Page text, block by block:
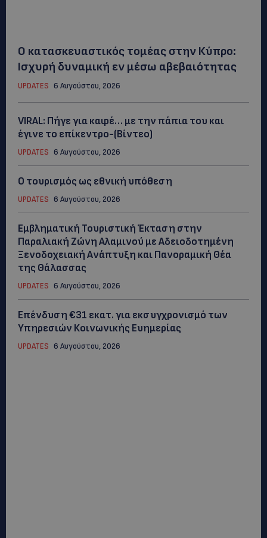
Ο κατασκευαστικός τομέας στην Κύπρο:
Ισχυρή δυναμική εν μέσω αβεβαιότητας
UPDATES 6 Αυγούστου, 2026
VIRAL: Πήγε για καφέ… με την πάπια του και
έγινε το επίκεντρο-(Βίντεο)
UPDATES 6 Αυγούστου, 2026
Ο τουρισμός ως εθνική υπόθεση
UPDATES 6 Αυγούστου, 2026
Εμβληματική Τουριστική Έκταση στην
Παραλιακή Ζώνη Αλαμινού με Αδειοδοτημένη
Ξενοδοχειακή Ανάπτυξη και Πανοραμική Θέα
της Θάλασσας
UPDATES 6 Αυγούστου, 2026
Επένδυση €31 εκατ. για εκσυγχρονισμό των
Υπηρεσιών Κοινωνικής Ευημερίας
UPDATES 6 Αυγούστου, 2026